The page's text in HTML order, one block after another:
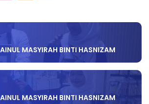
MASYIRAH BINTI HASNIZAM
MASYIRAH BINTI HASNIZAM